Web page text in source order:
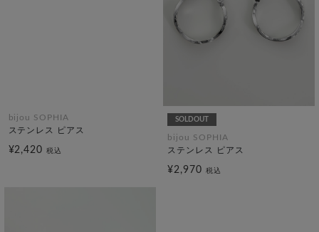
bijou SOPHIA
ステンレス ピアス
¥2,420税込
SOLDOUT
bijou SOPHIA
ステンレス ピアス
¥2,970 税込